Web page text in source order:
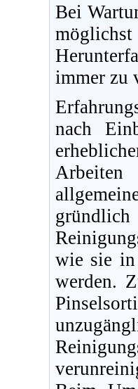
Bei
immer zu
nach
wie sie in
werden.